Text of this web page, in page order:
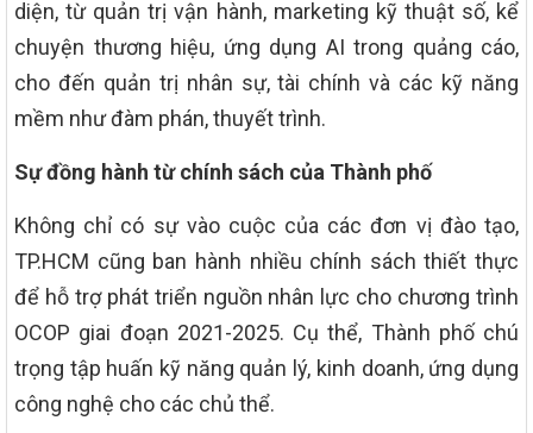
diện, từ quản trị vận hành, marketing kỹ thuật số, kể
chuyện thương hiệu, ứng dụng AI trong quảng cáo,
cho đến quản trị nhân sự, tài chính và các kỹ năng
mềm như đàm phán, thuyết trình.
Sự đồng hành từ chính sách của Thành phố
Không chỉ có sự vào cuộc của các đơn vị đào tạo,
TP.HCM cũng ban hành nhiều chính sách thiết thực
để hỗ trợ phát triển nguồn nhân lực cho chương trình
OCOP giai đoạn 2021-2025. Cụ thể, Thành phố chú
trọng tập huấn kỹ năng quản lý, kinh doanh, ứng dụng
công nghệ cho các chủ thể.